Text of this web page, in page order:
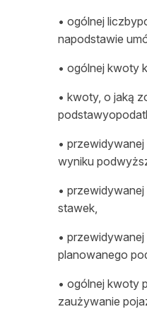
• ogólnej
napodstawie
• ogólnej kwoty
• kwoty, o jaką
•
wyniku
•
stawek,
•
planowanego
• ogólnej kwoty
zaużywanie